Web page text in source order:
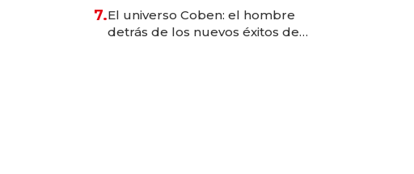
7.El universo Coben: el hombre
detrás de los nuevos éxitos de